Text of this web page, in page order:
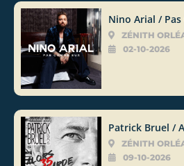
Nino Arial / Pas
ZÉNITH
02-10-2026
Patrick Bruel /
ZÉNITH
09-10-2026